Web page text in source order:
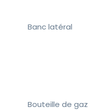
Banc latéral
Bouteille de gaz